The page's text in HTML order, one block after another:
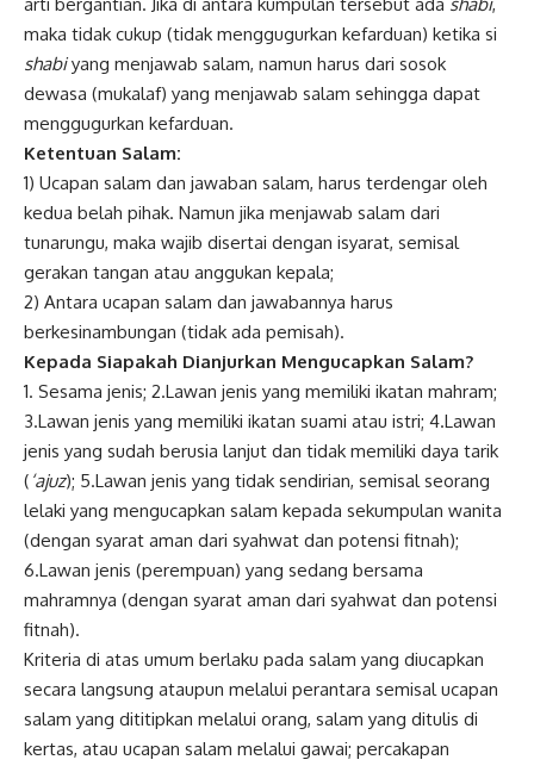
arti bergantian. Jika di antara kumpulan tersebut ada shabi,
maka tidak cukup (tidak menggugurkan kefarduan) ketika si
shabiyang menjawab salam, namun harus dari sosok
dewasa (mukalaf) yang menjawab salam sehingga dapat
menggugurkan kefarduan.
Ketentuan Salam:
1) Ucapan salam dan jawaban salam, harus terdengar oleh
kedua belah pihak. Namun jika menjawab salam dari
tunarungu, maka wajib disertai dengan isyarat, semisal
gerakan tangan atau anggukan kepala;
2) Antara ucapan salam dan jawabannya harus
berkesinambungan (tidak ada pemisah).
Kepada Siapakah Dianjurkan Mengucapkan Salam?
1. Sesama jenis; 2.Lawan jenis yang memiliki ikatan mahram;
3.Lawan jenis yang memiliki ikatan suami atau istri; 4.Lawan
jenis yang sudah berusia lanjut dan tidak memiliki daya tarik
( ‘ajuz); 5.Lawan jenis yang tidak sendirian, semisal seorang
lelaki yang mengucapkan salam kepada sekumpulan wanita
(dengan syarat aman dari syahwat dan potensi fitnah);
6.Lawan jenis (perempuan) yang sedang bersama
mahramnya (dengan syarat aman dari syahwat dan potensi
fitnah).
Kriteria di atas umum berlaku pada salam yang diucapkan
secara langsung ataupun melalui perantara semisal ucapan
salam yang dititipkan melalui orang, salam yang ditulis di
kertas, atau ucapan salam melalui gawai; percakapan